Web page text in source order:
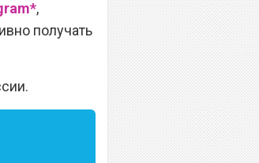
,
получать